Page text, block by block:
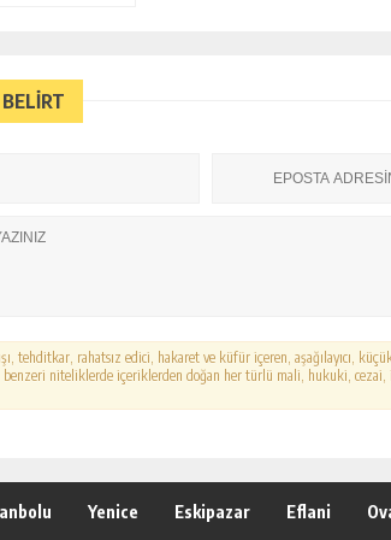
tehditkar, rahatsız edici, hakaret ve küfür içeren, aşağılayıcı,
benzeri niteliklerde içeriklerden doğan her türlü mali, hukuki,
Yenice Eskipazar Eflani